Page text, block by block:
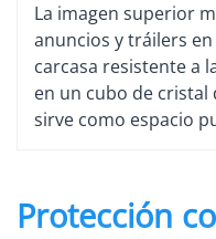
La imagen superior
anuncios y tráilers
carcasa resistente a
en un cubo de
sirve como espacio
Protección